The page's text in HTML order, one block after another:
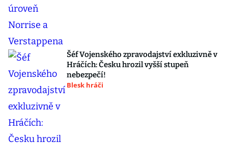
Šéf Vojenského zpravodajství exkluzivně v
Hráčích: Česku hrozil vyšší stupeň
nebezpečí!
Blesk hráči